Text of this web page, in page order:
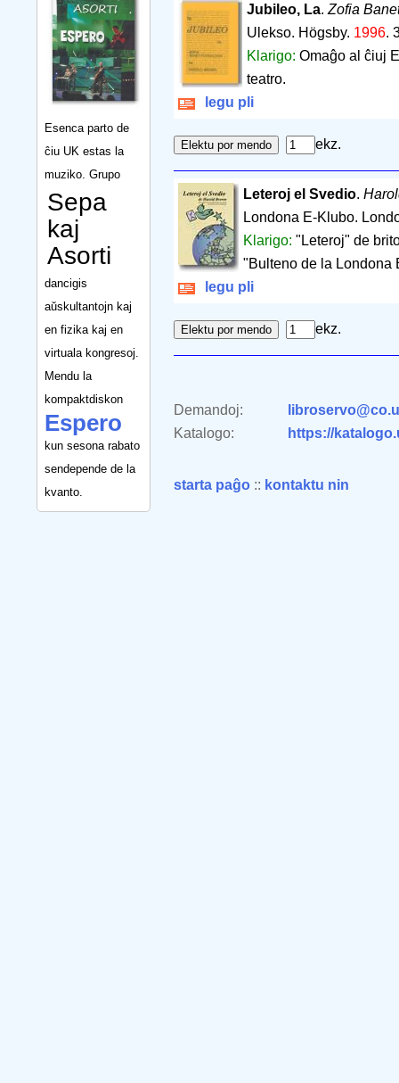
Esenca parto de
ĉiu UK estas la
muziko. Grupo
Sepa
kaj
Asorti
dancigis
aŭskultantojn kaj
en fizika kaj en
virtuala kongresoj.
Mendu la
kompaktdiskon
Espero
kun sesona rabato
sendepende de la
kvanto.
Jubileo, La. Zofia
Ulekso. Högsby. 1996.
Klarigo: Omaĝo al ĉiuj
teatro.
legu pli
ekz.
Leteroj el Svedio.
Londona E-Klubo.
Klarigo: "Leteroj" de
"Bulteno de la Londona
legu pli
ekz.
Demandoj:
Katalogo:
https://
starta paĝo :: kontaktu nin